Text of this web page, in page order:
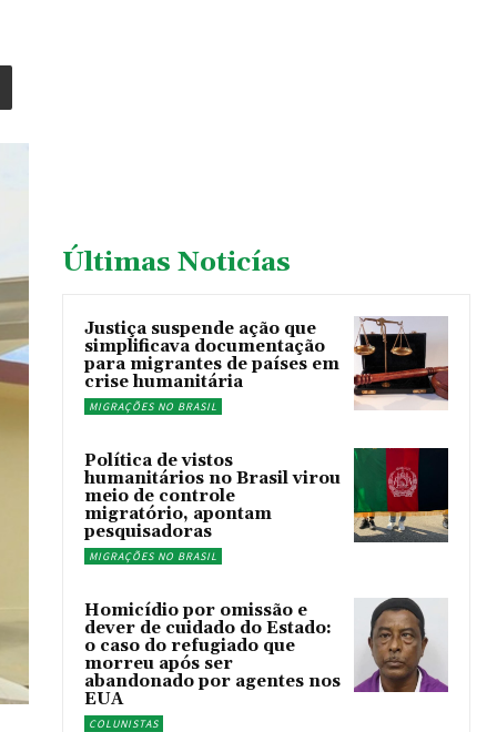
Últimas Noticías
Justiça suspende ação que
simplificava documentação
para migrantes de países em
crise humanitária
MIGRAÇÕES NO BRASIL
Política de vistos
humanitários no Brasil virou
meio de controle
migratório, apontam
pesquisadoras
MIGRAÇÕES NO BRASIL
Homicídio por omissão e
dever de cuidado do Estado:
o caso do refugiado que
morreu após ser
abandonado por agentes nos
EUA
COLUNISTAS